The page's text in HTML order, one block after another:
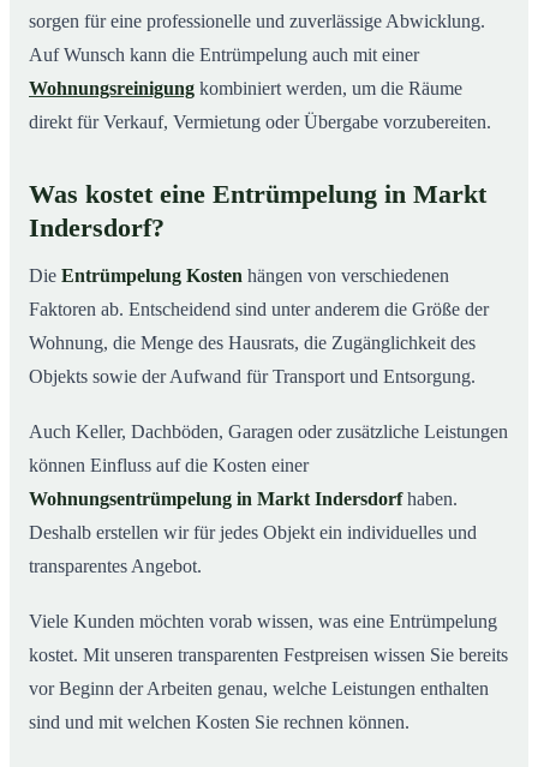
sorgen für eine professionelle und zuverlässige Abwicklung.
Auf Wunsch kann die Entrümpelung auch mit einer
Wohnungsreinigung kombiniert werden, um die Räume
direkt für Verkauf, Vermietung oder Übergabe vorzubereiten.
Was kostet eine Entrümpelung in Markt
Indersdorf?
Die Entrümpelung Kosten hängen von verschiedenen
Faktoren ab. Entscheidend sind unter anderem die Größe der
Wohnung, die Menge des Hausrats, die Zugänglichkeit des
Objekts sowie der Aufwand für Transport und Entsorgung.
Auch Keller, Dachböden, Garagen oder zusätzliche Leistungen
können Einfluss auf die Kosten einer
Wohnungsentrümpelung in Markt Indersdorfhaben.
Deshalb erstellen wir für jedes Objekt ein individuelles und
transparentes Angebot.
Viele Kunden möchten vorab wissen, was eine Entrümpelung
kostet. Mit unseren transparenten Festpreisen wissen Sie bereits
vor Beginn der Arbeiten genau, welche Leistungen enthalten
sind und mit welchen Kosten Sie rechnen können.